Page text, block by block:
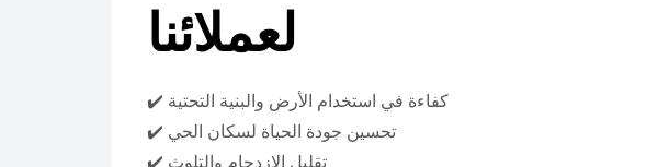
لعملائنا
✔️ كفاءة في استخدام الأرض والبنية التحتية
✔️ تحسين جودة الحياة لسكان الحي
✔️ تقليل الازدحام والتلوث